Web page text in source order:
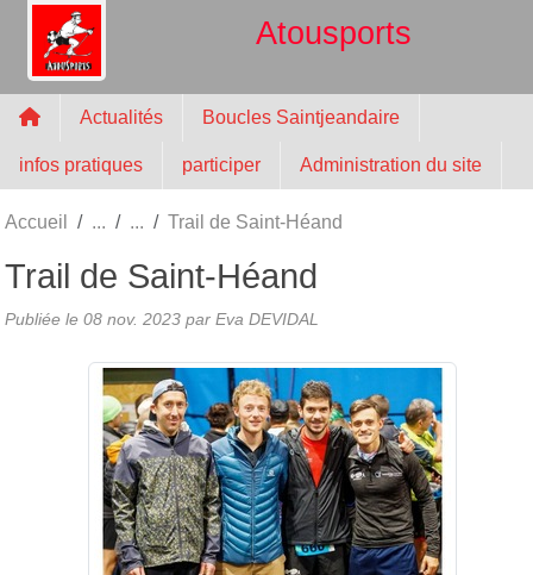
Atousports
Actualités Boucles Saintjeandaire
infos pratiques participer Administration du site
Accueil Trail de Saint-Héand
Trail de Saint-Héand
Publiée le 08 nov. 2023 par Eva DEVIDAL
Panneau de gestion des cookies